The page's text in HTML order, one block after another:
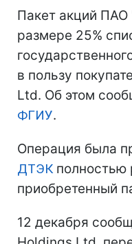
Пакет акций ПАО
размере 25%
в пользу
Ltd. Об этом
ФГИУ.
Операция была
ДТЭКполностью
приобретенный
12 декабря